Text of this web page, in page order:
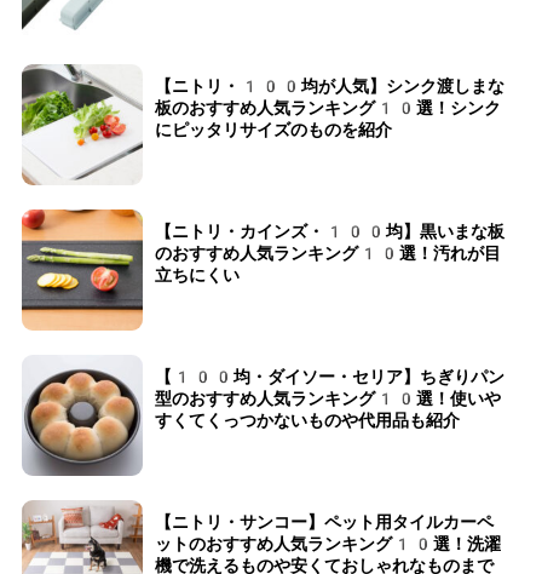
【ニトリ・100均が人気】シンク渡しまな
板のおすすめ人気ランキング10選！シンク
にピッタリサイズのものを紹介
【ニトリ・カインズ・100均】黒いまな板
のおすすめ人気ランキング10選！汚れが目
立ちにくい
【100均・ダイソー・セリア】ちぎりパン
型のおすすめ人気ランキング10選！使いや
すくてくっつかないものや代用品も紹介
【ニトリ・サンコー】ペット用タイルカーペ
ットのおすすめ人気ランキング10選！洗濯
機で洗えるものや安くておしゃれなものまで